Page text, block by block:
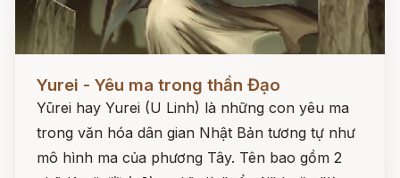
Yurei - Yêu ma trong thần Đạo
Yūrei hay Yurei (U Linh) là những con yêu ma
trong văn hóa dân gian Nhật Bản tương tự như
mô hình ma của phương Tây. Tên bao gồm 2